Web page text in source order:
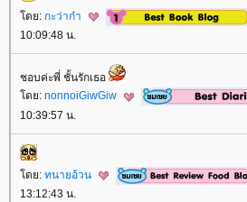
ดย: กะว่าก๋า
10:09:48 น.
ชอบค่ะพี่ ชั้นรักเธอ
ดย: nonnoiGiwGiw
10:39:57 น.
ดย: ทนายอ้วน
13:12:43 น.